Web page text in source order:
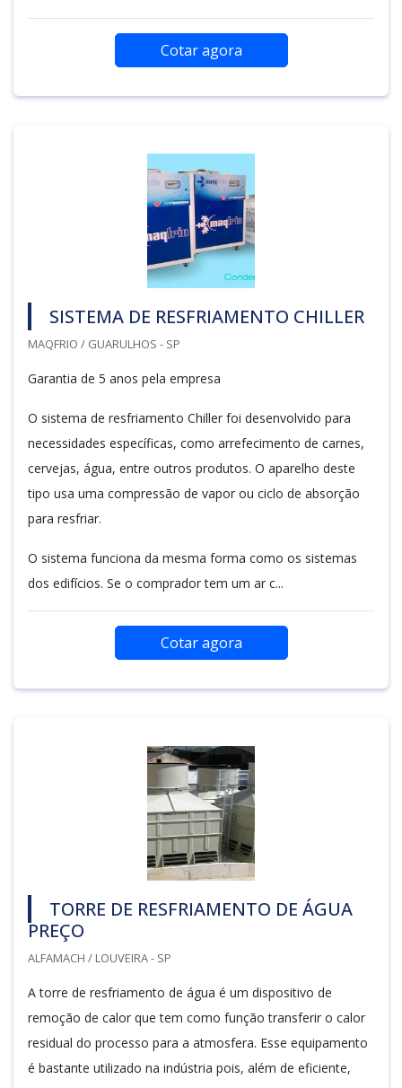
Cotar agora
SISTEMA DE RESFRIAMENTO CHILLER
MAQFRIO / GUARULHOS - SP
Garantia de 5 anos pela empresa
O sistema de resfriamento Chiller foi desenvolvido para
necessidades específicas, como arrefecimento de carnes,
cervejas, água, entre outros produtos. O aparelho deste
tipo usa uma compressão de vapor ou ciclo de absorção
para resfriar.
O sistema funciona da mesma forma como os sistemas
dos edifícios. Se o comprador tem um ar c...
Cotar agora
TORRE DE RESFRIAMENTO DE ÁGUA
PREÇO
ALFAMACH / LOUVEIRA - SP
A torre de resfriamento de água é um dispositivo de
remoção de calor que tem como função transferir o calor
residual do processo para a atmosfera. Esse equipamento
é bastante utilizado na indústria pois, além de eficiente,